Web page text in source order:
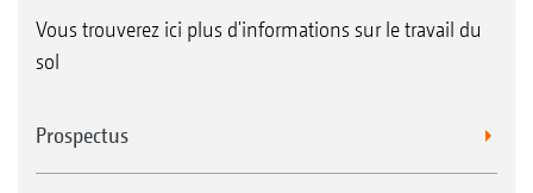
Vous trouverez ici plus d'informations sur le travail du
sol
Prospectus